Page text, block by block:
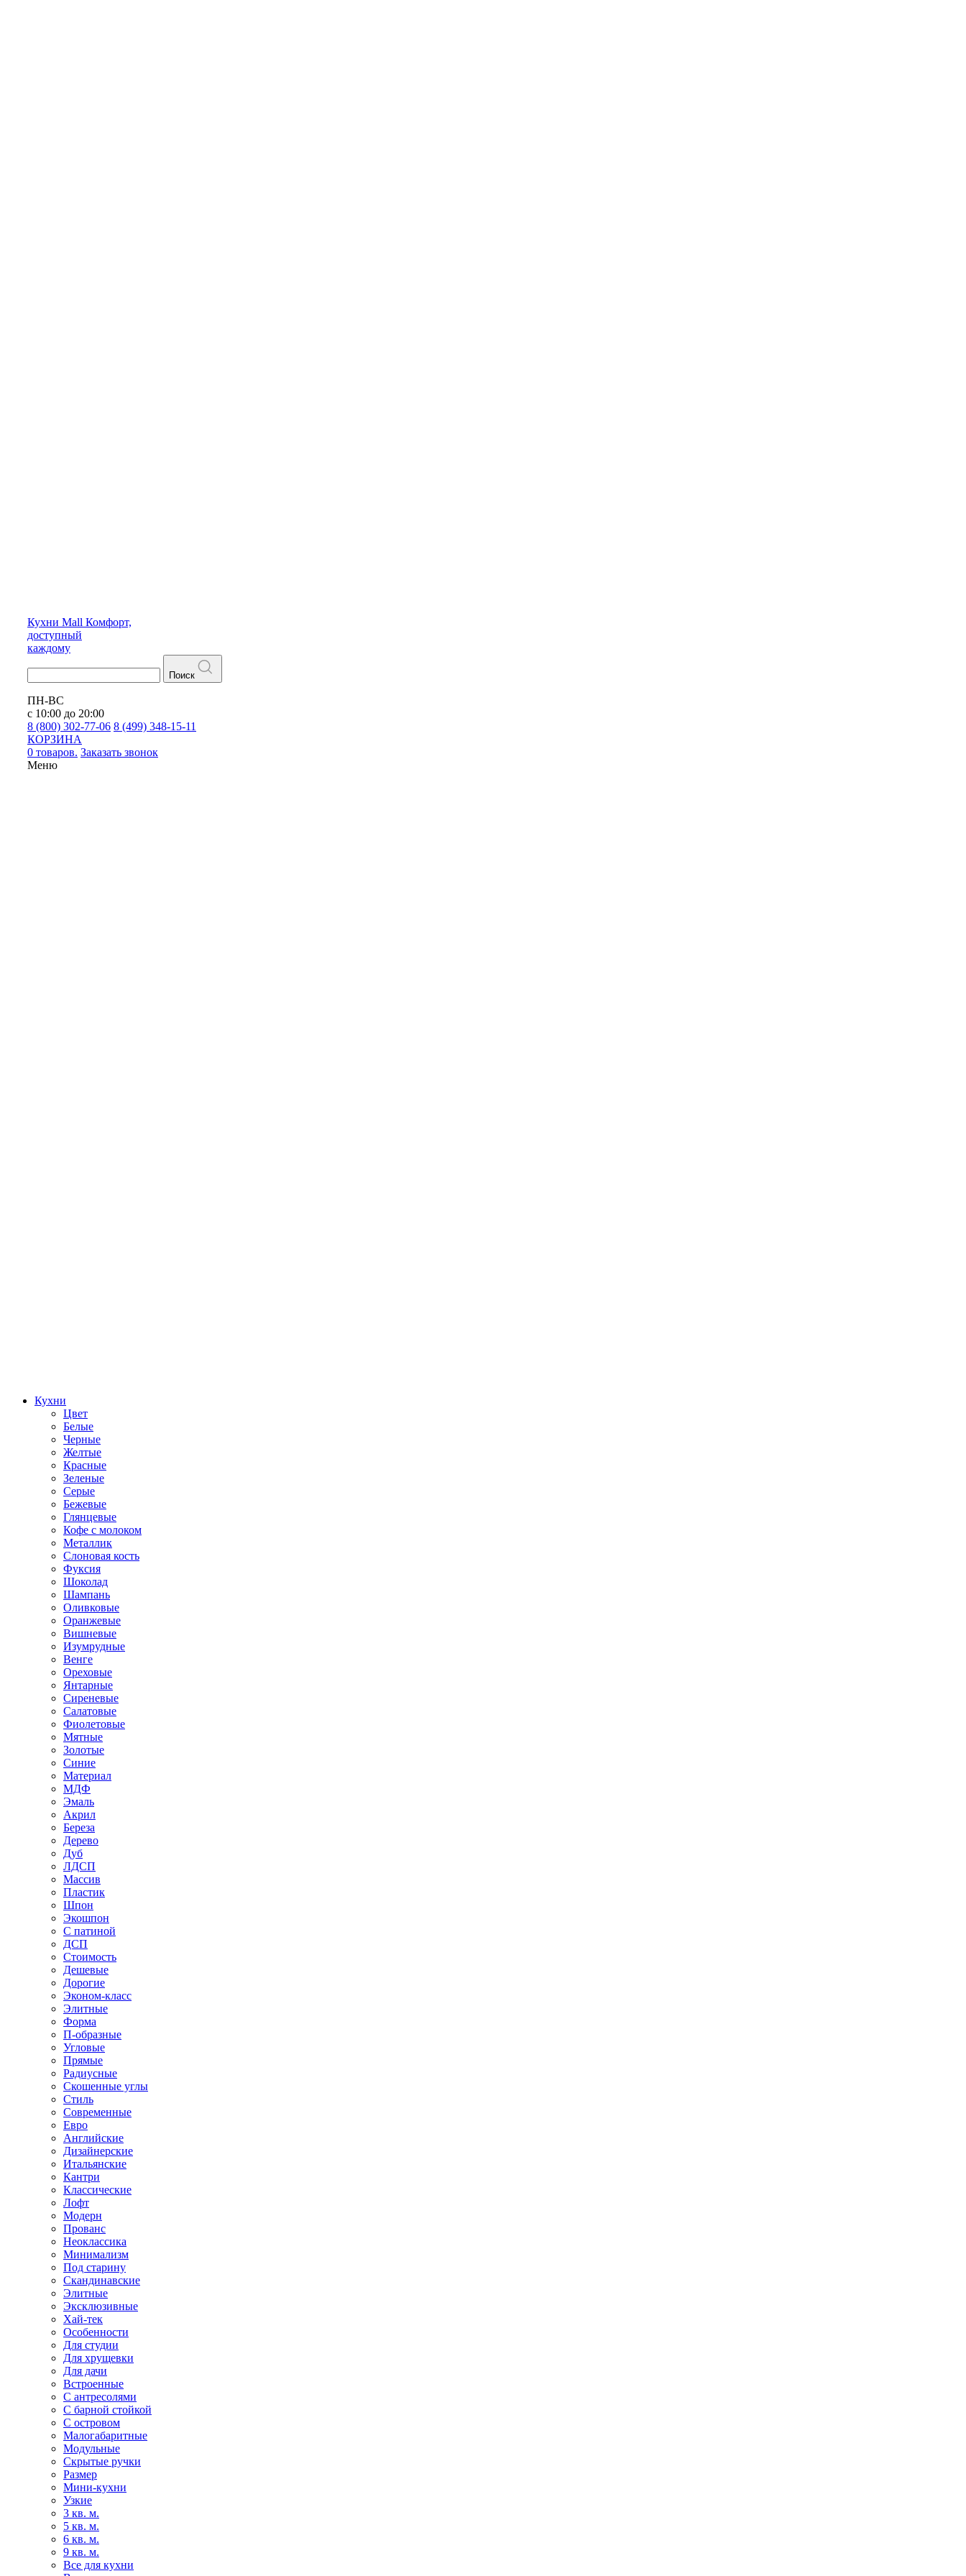
Кухни Mall Комфорт,
доступный
каждому
Поиск
ПН-ВС
с 10:00 до 20:00
8 (800) 302-77-06 8 (499) 348-15-11
КОРЗИНА
0 товаров. Заказать звонок
Меню
Кухни
Цвет
Белые
Черные
Желтые
Красные
Зеленые
Серые
Бежевые
Глянцевые
Кофе с молоком
Металлик
Слоновая кость
Фуксия
Шоколад
Шампань
Оливковые
Оранжевые
Вишневые
Изумрудные
Венге
Ореховые
Янтарные
Сиреневые
Салатовые
Фиолетовые
Мятные
Золотые
Синие
Материал
МДФ
Эмаль
Акрил
Береза
Дерево
Дуб
ЛДСП
Массив
Пластик
Шпон
Экошпон
С патиной
ДСП
Стоимость
Дешевые
Дорогие
Эконом-класс
Элитные
Форма
П-образные
Угловые
Прямые
Радиусные
Скошенные углы
Стиль
Современные
Евро
Английские
Дизайнерские
Итальянские
Кантри
Классические
Лофт
Модерн
Прованс
Неоклассика
Минимализм
Под старину
Скандинавские
Элитные
Эксклюзивные
Хай-тек
Особенности
Для студии
Для хрущевки
Для дачи
Встроенные
С антресолями
С барной стойкой
С островом
Малогабаритные
Модульные
Скрытые ручки
Размер
Мини-кухни
Узкие
3 кв. м.
5 кв. м.
6 кв. м.
9 кв. м.
Все для кухни